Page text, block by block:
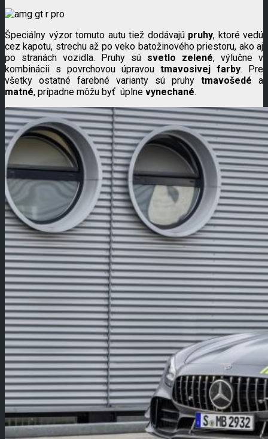
Špeciálny výzor tomuto autu tiež dodávajú pruhy, ktoré vedú
cez kapotu, strechu až po veko batožinového priestoru, ako aj
po stranách vozidla. Pruhy sú svetlo zelené, výlučne v
kombinácii s povrchovou úpravou tmavosivej farby. Pre
všetky ostatné farebné varianty sú pruhy tmavošedé a
matné, prípadne môžu byť úplne vynechané.